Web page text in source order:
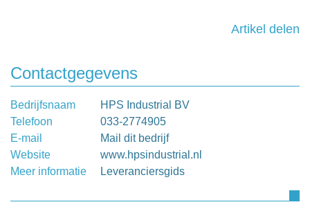
Artikel delen
Contactgegevens
Bedrijfsnaam
HPS Industrial BV
Telefoon
033-2774905
E-mail
Mail dit bedrijf
Website
www.hpsindustrial.nl
Meer informatie
Leveranciersgids